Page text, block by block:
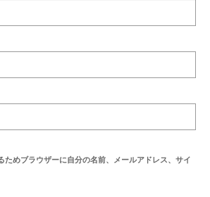
い
ためブラウザーに自分の名前、メールアドレス、サイ